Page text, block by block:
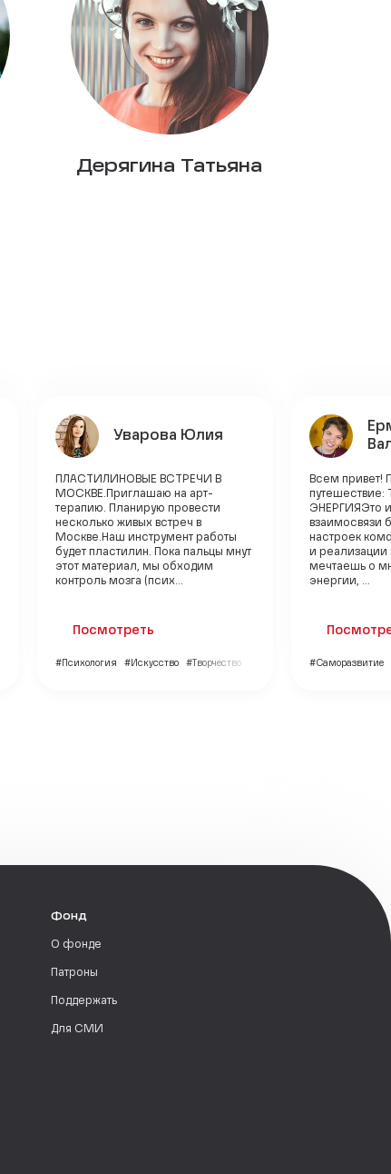
Дерягина Татьяна
Уварова Юлия
ПЛАСТИЛИНОВЫЕ ВСТРЕЧИ В
МОСКВЕ.Приглашаю на арт-
терапию. Планирую провести
несколько живых встреч в
Москве.Наш инструмент работы
будет пластилин. Пока пальцы мнут
этот материал, мы обходим
контроль мозга (псих...
Посмотреть
#Психология #Искусство #Творчество
Всем привет!
путешествие:
ЭНЕРГИЯЭто
взаимосвязи
настроек
и реализации
мечтаешь о
энергии, ...
#Саморазвитие
Фонд
О фонде
Патроны
Поддержать
Для СМИ